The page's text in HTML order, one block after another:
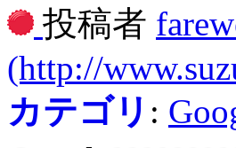
投稿者
(http://
カテゴリ :